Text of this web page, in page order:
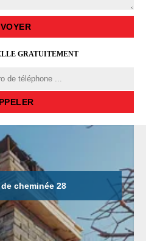
GRATUITEMENT
cheminée 28